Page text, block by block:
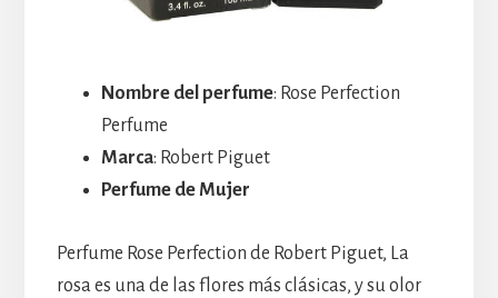
Nombre del perfume: Rose Perfection
Perfume
Marca: Robert Piguet
Perfume de Mujer
Perfume Rose Perfection de Robert Piguet, La
rosa es una de las flores más clásicas, y su olor